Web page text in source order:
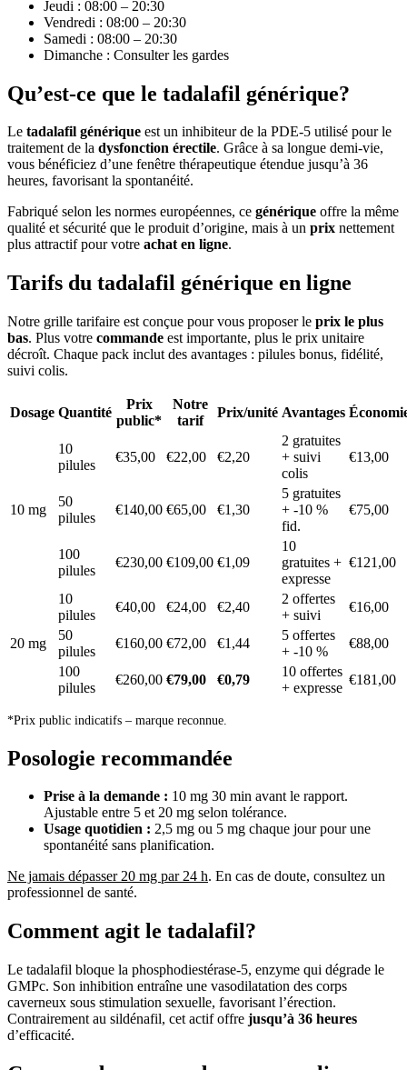
Jeudi : 08:00 – 20:30
Vendredi : 08:00 – 20:30
Samedi : 08:00 – 20:30
Dimanche : Consulter les gardes
Qu’est-ce que le tadalafil générique?
Le tadalafil générique est un inhibiteur de la PDE-5 utilisé pour le
traitement de la dysfonction érectile. Grâce à sa longue demi-vie,
vous bénéficiez d’une fenêtre thérapeutique étendue jusqu’à 36
heures, favorisant la spontanéité.
Fabriqué selon les normes européennes, ce générique offre la même
qualité et sécurité que le produit d’origine, mais à un prix nettement
plus attractif pour votre achat en ligne.
Tarifs du tadalafil générique en ligne
Notre grille tarifaire est conçue pour vous proposer le prix le plus
bas. Plus votre commande est importante, plus le prix unitaire
décroît. Chaque pack inclut des avantages : pilules bonus, fidélité,
suivi colis.
Dosage Quantité
Prix
public*
Notre
tarif
Prix/unité Avantages
10 mg
10
pilules
€35,00 €22,00 €2,20
2 gratuites
+ suivi
colis
€13,00
50
pilules
€140,00 €65,00 €1,30
5 gratuites
+ -10 %
fid.
€75,00
100
pilules
€230,00 €109,00 €1,09
10
gratuites +
expresse
€121,00
20 mg
10
pilules
€40,00 €24,00 €2,40
2 offertes
+ suivi
€16,00
50
pilules
€160,00 €72,00 €1,44
5 offertes
+ -10 %
€88,00
100
pilules
€260,00 €79,00 €0,79
10 offertes
+ expresse
€181,00
*Prix public indicatifs – marque reconnue.
Posologie recommandée
Prise à la demande : 10 mg 30 min avant le rapport.
Ajustable entre 5 et 20 mg selon tolérance.
Usage quotidien : 2,5 mg ou 5 mg chaque jour pour une
spontanéité sans planification.
Ne jamais dépasser 20 mg par 24 h. En cas de doute, consultez un
professionnel de santé.
Comment agit le tadalafil?
Le tadalafil bloque la phosphodiestérase-5, enzyme qui dégrade le
GMPc. Son inhibition entraîne une vasodilatation des corps
caverneux sous stimulation sexuelle, favorisant l’érection.
Contrairement au sildénafil, cet actif offre jusqu’à 36 heures
d’efficacité.